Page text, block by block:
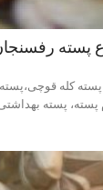
پسته
کله قوچی،پسته
پسته، پسته